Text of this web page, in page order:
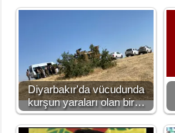
Diyarbakır'da vücudunda
kurşun yaraları olan bir…